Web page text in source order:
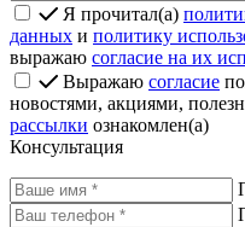
Я прочитал(а)
данных и политику
выражаю согласие на их
Выражаю согласие
новостями, акциями,
рассылки ознакомлен(а)
Консультация